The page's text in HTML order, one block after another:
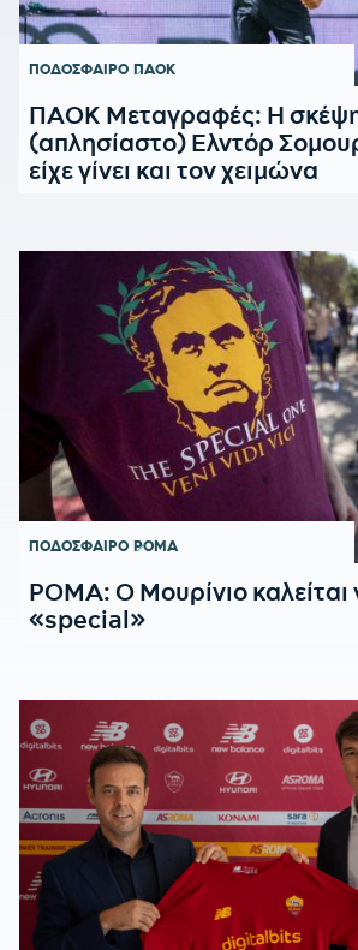
ΠΟΔΟΣΦΑΙΡΟ ΠΑΟΚ
ΠΑΟΚ Μεταγραφές: Η σκέψη
(απλησίαστο) Ελντόρ
είχε γίνει και τον χειμώνα
ΠΟΔΟΣΦΑΙΡΟ ΡΟΜΑ
ΡΟΜΑ: Ο Μουρίνιο καλείται
«special»